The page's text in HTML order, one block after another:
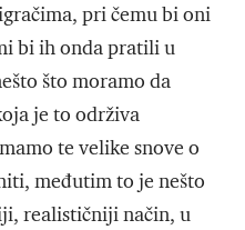
pri čemu bi oni
bi ih onda pratili u
što moramo da
je to održiva
te velike snove o
međutim to je nešto
realističniji način, u